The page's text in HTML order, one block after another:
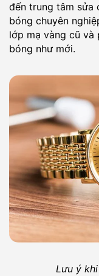
đến trung tâm sửa
bóng chuyên
lớp mạ vàng cũ và
bóng như mới.
Lưu ý